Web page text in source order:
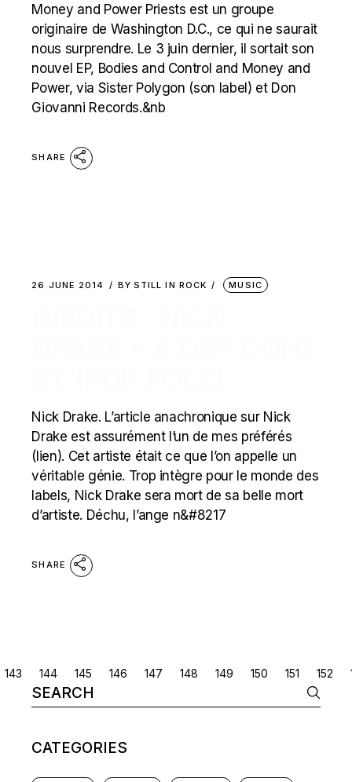
Money and Power Priests est un groupe
originaire de Washington D.C., ce qui ne saurait
nous surprendre. Le 3 juin dernier, il sortait son
nouvel EP, Bodies and Control and Money and
Power, via Sister Polygon (son label) et Don
Giovanni Records.&nb
SHARE
26 JUNE 2014 BY STILL IN ROCK MUSIC
Nick Drake. L’article anachronique sur Nick
Drake est assurément l’un de mes préférés
(lien). Cet artiste était ce que l’on appelle un
véritable génie. Trop intègre pour le monde des
labels, Nick Drake sera mort de sa belle mort
d’artiste. Déchu, l’ange n&#8217
SHARE
POSTS
NAVIGATION
143 144 145 146 147 148 149 150 151 152
Search
for:
CATEGORIES